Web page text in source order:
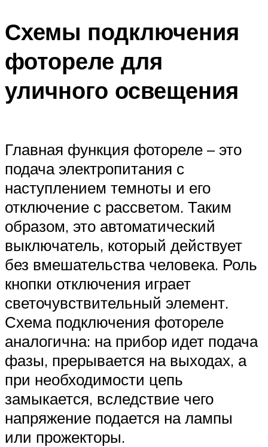
Схемы подключения
фотореле для
уличного освещения
Главная функция фотореле – это
подача электропитания с
наступлением темноты и его
отключение с рассветом. Таким
образом, это автоматический
выключатель, который действует
без вмешательства человека. Роль
кнопки отключения играет
светочувствительный элемент.
Схема подключения фотореле
аналогична: на прибор идет подача
фазы, прерывается на выходах, а
при необходимости цепь
замыкается, вследствие чего
напряжение подается на лампы
или прожекторы.